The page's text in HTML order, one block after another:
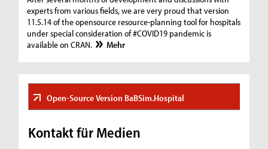
experts from various fields, we are very proud that version
11.5.14 of the opensource resource-planning tool for hospitals
under special consideration of #COVID19 pandemic is
available on CRAN.
Mehr
Open-Source Version BaBSim.Hospital
Kontakt für Medien